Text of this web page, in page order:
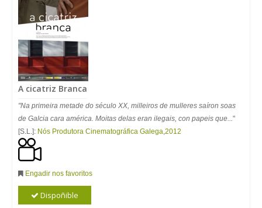
A cicatriz Branca
"Na primeira metade do século XX, milleiros de mulleres saíron soas
de Galcia cara américa. Moitas delas eran ilegais, con papeis que..."
[S.L.]: Nós Produtora Cinematográfica Galega,2012
Engadir nos favoritos
Dispoñible